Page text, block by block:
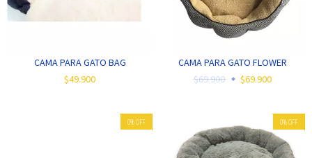
CAMA PARA GATO BAG
$49.900
CAMA PARA GATO FLOWER
$69.900
$69.900
0%OFF 0%OFF